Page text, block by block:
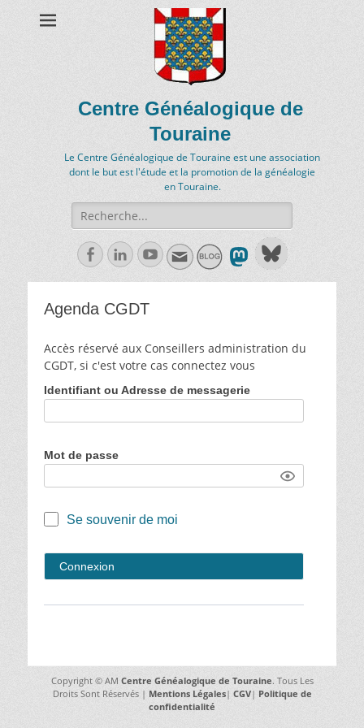
Centre Généalogique de
Touraine
Le Centre Généalogique de Touraine est une association
dont le but est l'étude et la promotion de la généalogie
en Touraine.
Recherche
de:
FacebookLinkedln
Youtube
Agenda CGDT
Accès réservé aux Conseillers administration du
CGDT, si c'est votre cas connectez vous
Identifiant ou Adresse de messagerie
Mot de passe
Se souvenir de moi
Copyright © AM Centre Généalogique de Touraine. Tous Les
Droits Sont Réservés | Mentions Légales| CGV| Politique de
confidentialité